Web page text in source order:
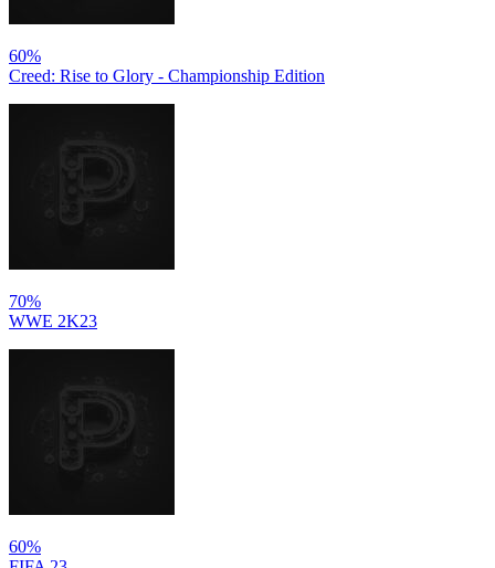
60%
Creed: Rise to Glory - Championship Edition
70%
WWE 2K23
60%